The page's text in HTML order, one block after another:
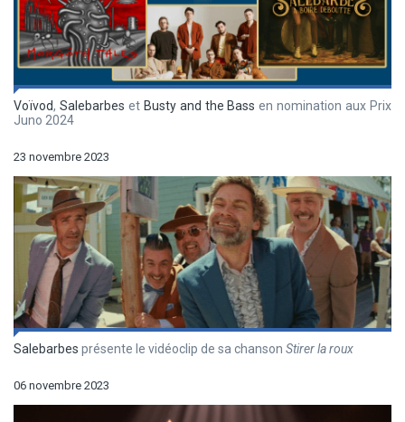
Voïvod, Salebarbes et Busty and the Bass en nomination aux Prix
Juno 2024
23 novembre 2023
Salebarbes présente le vidéoclip de sa chanson Stirer la roux
06 novembre 2023